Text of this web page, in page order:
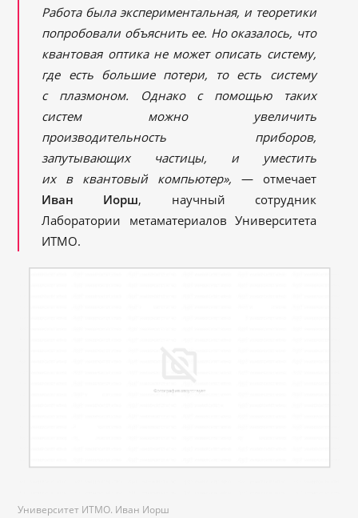
Работа была экспериментальная, и теоретики
попробовали объяснить ее. Но оказалось, что
квантовая оптика не может описать систему,
где есть большие потери, то есть систему
с плазмоном. Однако с помощью таких
систем можно увеличить
производительность приборов,
запутывающих частицы, и уместить
их в квантовый компьютер», — отмечает
Иван Иорш, научный сотрудник
Лаборатории метаматериалов Университета
ИТМО.
Университет ИТМО. Иван Иорш